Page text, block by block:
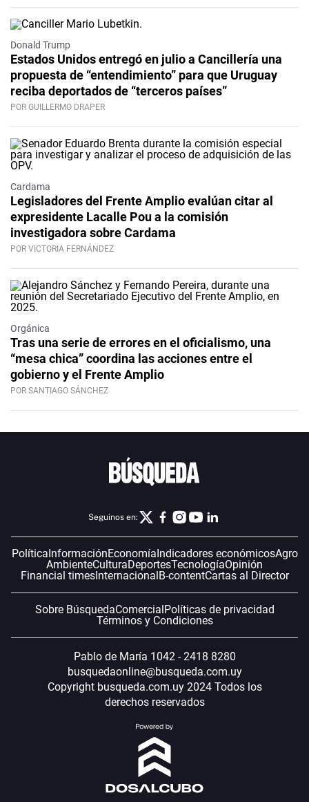
Donald Trump
Estados Unidos entregó en julio a Cancillería una
propuesta de “entendimiento” para que Uruguay
reciba deportados de “terceros países”
POR GUILLERMO DRAPER
Cardama
Legisladores del Frente Amplio evalúan citar al
expresidente Lacalle Pou a la comisión
investigadora sobre Cardama
POR VICTORIA FERNÁNDEZ
Orgánica
Tras una serie de errores en el oficialismo, una
“mesa chica” coordina las acciones entre el
gobierno y el Frente Amplio
POR SANTIAGO SÁNCHEZ
Seguinos en:
PolíticaInformaciónEconomíaIndicadores económicosAgro
AmbienteCulturaDeportesTecnologíaOpinión
Financial timesInternacionalB-contentCartas al Director
Sobre BúsquedaComercialPolíticas de privacidad
Términos y Condiciones
Pablo de María 1042 - 2418 8280
busquedaonline@busqueda.com.uy
Copyright busqueda.com.uy 2024 Todos los
derechos reservados